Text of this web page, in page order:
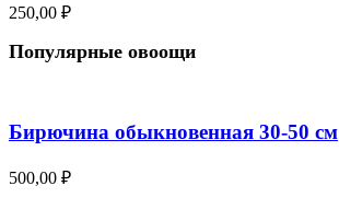
250,00 ₽
Популярные овоощи
Бирючина обыкновенная 30-50 см
500,00 ₽